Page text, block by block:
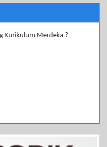
Kurikulum Merdeka ?